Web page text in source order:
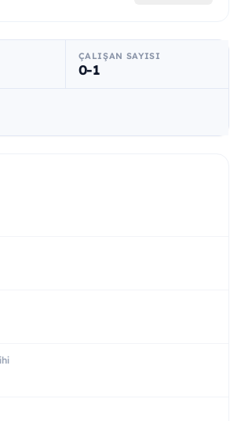
ÇALIŞAN SAYISI
0-1